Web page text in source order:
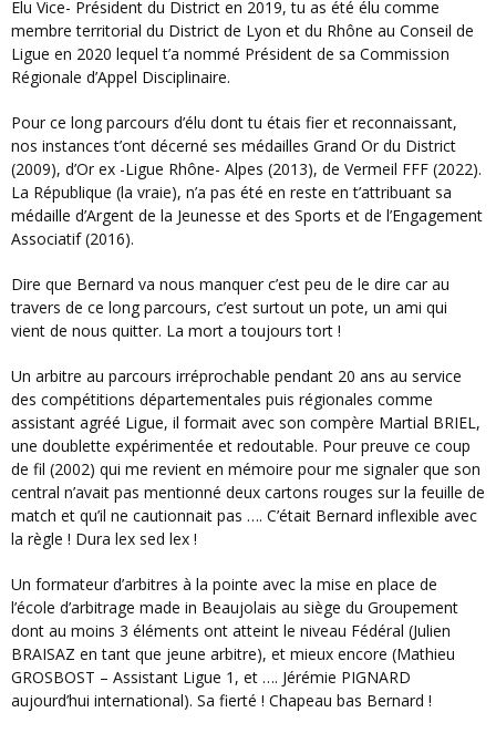
Elu Vice- Président du District en 2019, tu as été élu comme
membre territorial du District de Lyon et du Rhône au Conseil de
Ligue en 2020 lequel t’a nommé Président de sa Commission
Régionale d’Appel Disciplinaire.
Pour ce long parcours d’élu dont tu étais fier et reconnaissant,
nos instances t’ont décerné ses médailles Grand Or du District
(2009), d’Or ex -Ligue Rhône- Alpes (2013), de Vermeil FFF (2022).
La République (la vraie), n’a pas été en reste en t’attribuant sa
médaille d’Argent de la Jeunesse et des Sports et de l’Engagement
Associatif (2016).
Dire que Bernard va nous manquer c’est peu de le dire car au
travers de ce long parcours, c’est surtout un pote, un ami qui
vient de nous quitter. La mort a toujours tort !
Un arbitre au parcours irréprochable pendant 20 ans au service
des compétitions départementales puis régionales comme
assistant agréé Ligue, il formait avec son compère Martial BRIEL,
une doublette expérimentée et redoutable. Pour preuve ce coup
de fil (2002) qui me revient en mémoire pour me signaler que son
central n’avait pas mentionné deux cartons rouges sur la feuille de
match et qu’il ne cautionnait pas …. C’était Bernard inflexible avec
la règle ! Dura lex sed lex !
Un formateur d’arbitres à la pointe avec la mise en place de
l’école d’arbitrage made in Beaujolais au siège du Groupement
dont au moins 3 éléments ont atteint le niveau Fédéral (Julien
BRAISAZ en tant que jeune arbitre), et mieux encore (Mathieu
GROSBOST – Assistant Ligue 1, et …. Jérémie PIGNARD
aujourd’hui international). Sa fierté ! Chapeau bas Bernard !